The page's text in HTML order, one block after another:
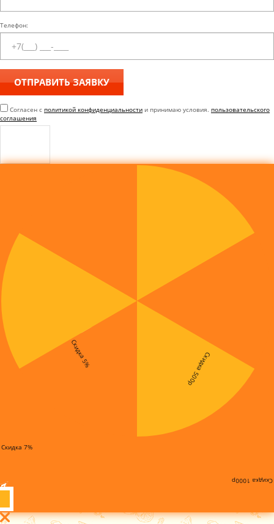
Телефон:
Согласен с политикой конфиденциальности и принимаю условия. пользовательского
соглашения
Скидка 7%
Скидка 5% Скидка 500р
Скидка 1000р